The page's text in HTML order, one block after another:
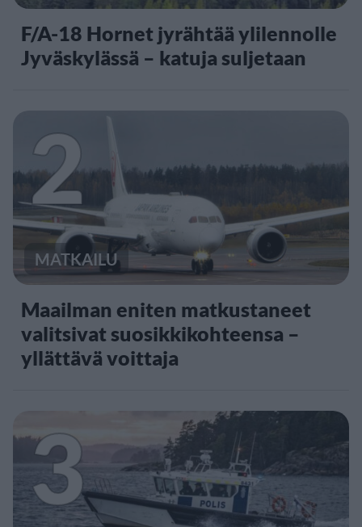
F/A-18 Hornet jyrähtää ylilennolle
Jyväskylässä – katuja suljetaan
2
MATKAILU
Maailman eniten matkustaneet
valitsivat suosikkikohteensa –
yllättävä voittaja
3